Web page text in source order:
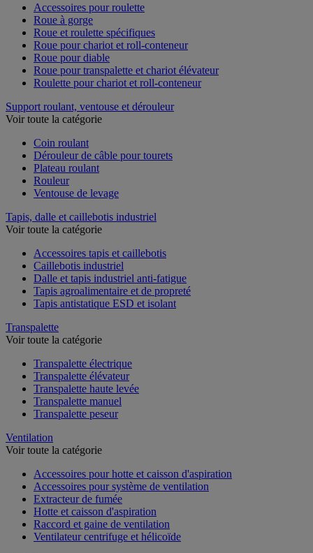
Accessoires pour roulette
Roue à gorge
Roue et roulette spécifiques
Roue pour chariot et roll-conteneur
Roue pour diable
Roue pour transpalette et chariot élévateur
Roulette pour chariot et roll-conteneur
Support roulant, ventouse et dérouleur
Voir toute la catégorie
Coin roulant
Dérouleur de câble pour tourets
Plateau roulant
Rouleur
Ventouse de levage
Tapis, dalle et caillebotis industriel
Voir toute la catégorie
Accessoires tapis et caillebotis
Caillebotis industriel
Dalle et tapis industriel anti-fatigue
Tapis agroalimentaire et de propreté
Tapis antistatique ESD et isolant
Transpalette
Voir toute la catégorie
Transpalette électrique
Transpalette élévateur
Transpalette haute levée
Transpalette manuel
Transpalette peseur
Ventilation
Voir toute la catégorie
Accessoires pour hotte et caisson d'aspiration
Accessoires pour système de ventilation
Extracteur de fumée
Hotte et caisson d'aspiration
Raccord et gaine de ventilation
Ventilateur centrifuge et hélicoïde